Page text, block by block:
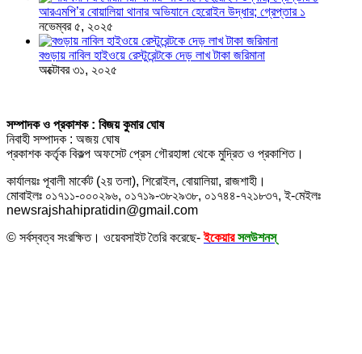
আরএমপি’র বোয়ালিয়া থানার অভিযানে হেরোইন উদ্ধার; গ্রেপ্তার ১
নভেম্বর ৫, ২০২৫
বগুড়ায় নাবিল হাইওয়ে রেস্টুরেন্টকে দেড় লাখ টাকা জরিমানা
অক্টোবর ৩১, ২০২৫
সম্পাদক ও প্রকাশক : বিজয় কুমার ঘোষ
নিবাহী সম্পাদক : অজয় ঘোষ
প্রকাশক কর্তৃক বিকল্প অফসেট প্রেস গৌরহাঙ্গা থেকে মুদ্রিত ও প্রকাশিত।
কার্যালয়ঃ পূবালী মার্কেট (২য় তলা), শিরোইল, বোয়ালিয়া, রাজশাহী।
মোবাইলঃ ০১৭১১-০০০২৯৬, ০১৭১৯-৩৮২৯৩৮, ০১৭৪৪-৭২১৮৩৭, ই-মেইলঃ
newsrajshahipratidin@gmail.com
© সর্বস্বত্ব সংরক্ষিত। ওয়েবসাইট তৈরি করেছে-ইকেয়ার সলউশনস্